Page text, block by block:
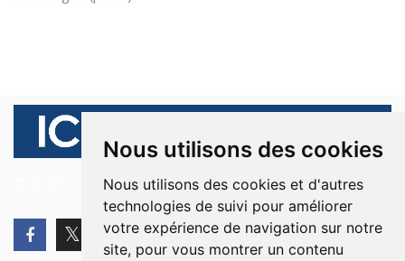
Nous utilisons des cookies
Nous utilisons des cookies et d'autres
technologies de suivi pour améliorer
votre expérience de navigation sur notre
site, pour vous montrer un contenu
© 2026 Ici Beyrouth. Tous les droits sont réservés.